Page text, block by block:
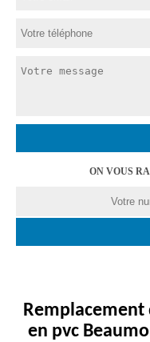
ON VOUS
Remplacement
en pvc